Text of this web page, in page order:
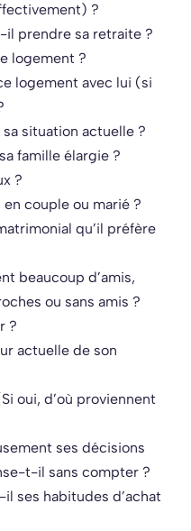
?
prendre sa retraite ?
logement ?
logement avec lui (si
situation actuelle ?
famille élargie ?
?
couple ou marié ?
qu’il préfère
beaucoup d’amis,
ou sans amis ?
?
actuelle de son
oui, d’où proviennent
ses décisions
t-il sans compter ?
ses habitudes d’achat